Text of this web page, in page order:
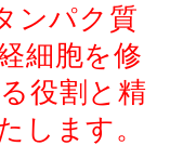
ンパク質
細胞を修
役割と精
します。